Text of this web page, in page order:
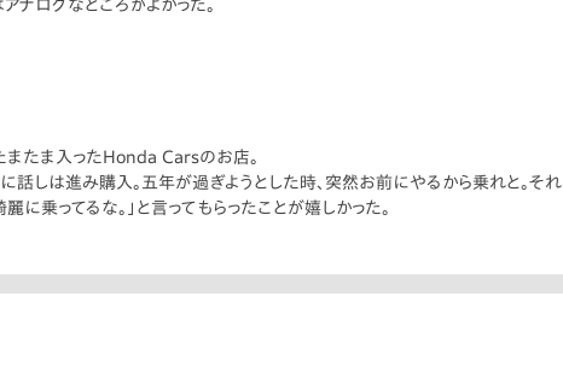
ナログなところがよかった。
またま入ったHonda Carsのお店。
しは進み購入。五年が過ぎようとした時、突然お前にやるから乗れと。それ
に乗ってるな。」と言ってもらったことが嬉しかった。